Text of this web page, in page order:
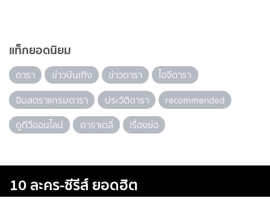
แท็กยอดนิยม
ดารา ข่าวบันเทิง ข่าวดารา
ไอจีดารา
อินสตราแกรมดารา
ประวัติดารา
recommended
ดูทีวีออนไลน์
ดาราเดลี่ เรื่องย่อ
10 ละคร-ซีรีส์ ยอดฮิต